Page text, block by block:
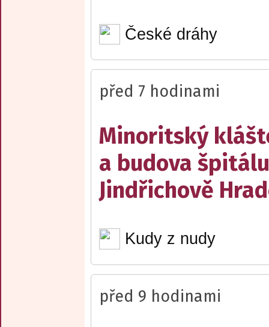
České dráhy
před 7 hodinami
Minoritský
a budova
Jindřichově
Kudy z nudy
před 9 hodinami